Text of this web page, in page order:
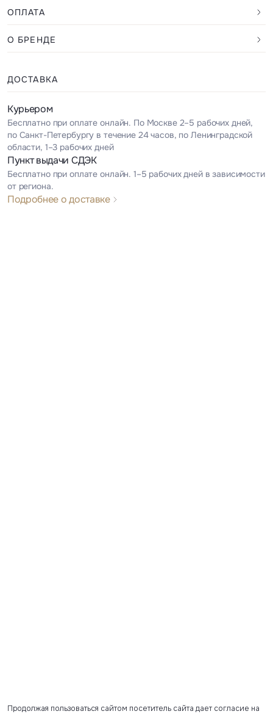
ОПЛАТА
О БРЕНДЕ
ДОСТАВКА
Курьером
Бесплатно при оплате онлайн. По Москве 2–5 рабочих дней,
по Санкт-Петербургу в течение 24 часов, по Ленинградской
области, 1–3 рабочих дней
Пункт выдачи СДЭК
Бесплатно при оплате онлайн. 1–5 рабочих дней в зависимости
от региона.
Подробнее о доставке
Продолжая пользоваться сайтом посетитель сайта дает согласие на